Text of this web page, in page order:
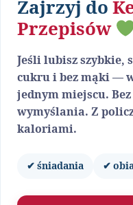
Zajrzyj do
Przepisów
Jeśli lubisz szybkie,
cukru i bez mąki —
jednym miejscu.
wymyślania. Z
kaloriami.
✔ śniadania ✔